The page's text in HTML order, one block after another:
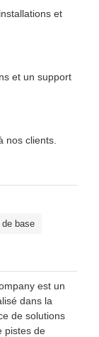
et
et un support
nos clients.
base
est un
dans la
de solutions
pistes de